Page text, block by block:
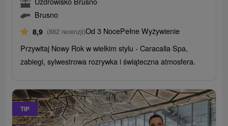
Brusno
8,9 (882 recenzji)Od 3 NocePełne Wyżywienie
Przywitaj Nowy Rok w wielkim stylu - Caracalla Spa,
zabiegi, sylwestrowa rozrywka i świąteczna atmosfera.
TIP